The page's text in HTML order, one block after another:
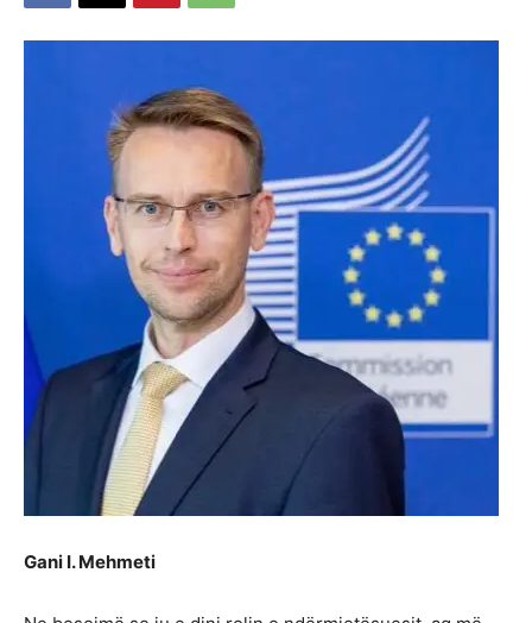
Gani I. Mehmeti